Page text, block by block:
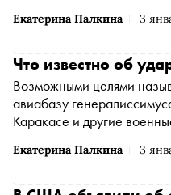
Екатерина Палкина 3
Екатерина Палкина 3
Что известно об
Возможными целями
авиабазу
Каракасе и другие